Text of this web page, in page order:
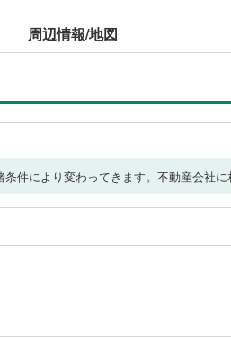
周辺情報/地図
条件により変わってきます。不動産会社に